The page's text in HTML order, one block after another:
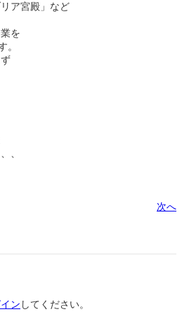
ア宮殿」など
を
。
、
次へ
ン してください。